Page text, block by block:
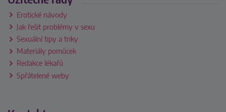
Erotické návody
Jak řešit problémy v sexu
Sexuální tipy a triky
Materiály pomůcek
Redakce lékařů
Spřátelené weby